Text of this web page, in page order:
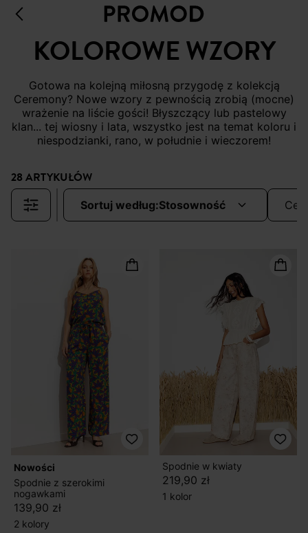
KOLOROWE WZORY
Gotowa na kolejną miłosną przygodę z kolekcją
Ceremony? Nowe wzory z pewnością zrobią (mocne)
wrażenie na liście gości! Błyszczący lub pastelowy
klan... tej wiosny i lata, wszystko jest na temat koloru i
niespodzianki, rano, w południe i wieczorem!
28 ARTYKUŁÓW
sortuj według: stosowność
nowości
Spodnie z szerokimi
nogawkami
139,90 zł
2 kolory
Spodnie w kwiaty
219,90 zł
1 kolor